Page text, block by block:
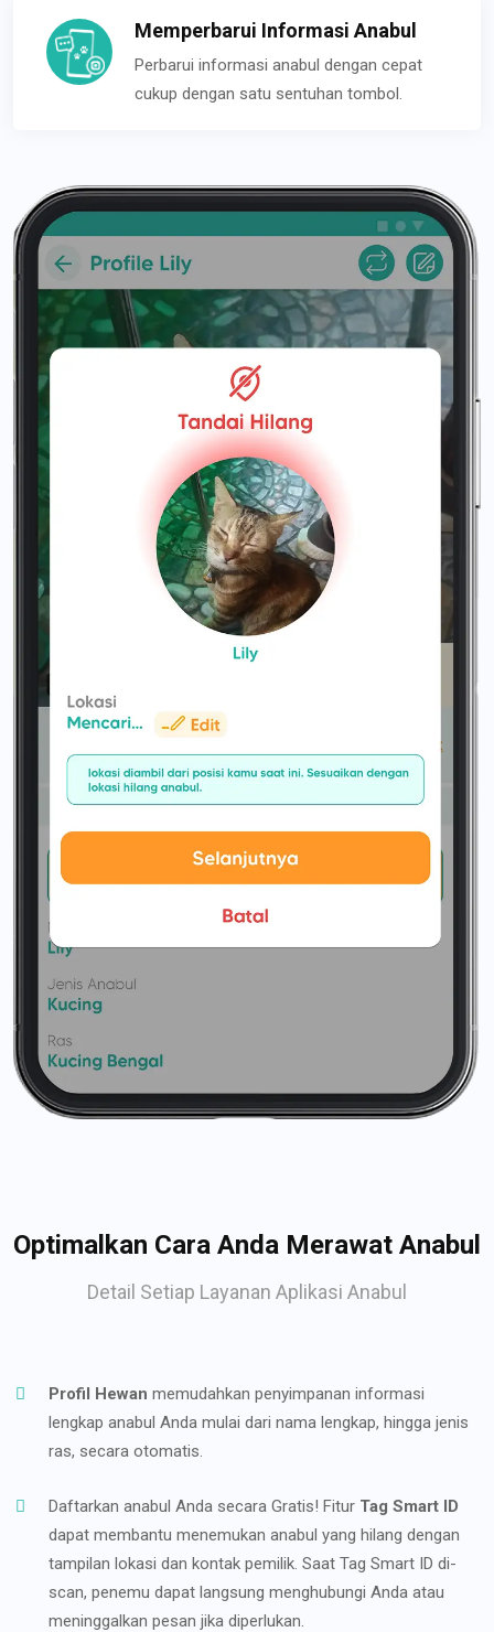
Memperbarui Informasi Anabul
Perbarui informasi anabul dengan cepat
cukup dengan satu sentuhan tombol.
Optimalkan Cara Anda Merawat Anabul
Detail Setiap Layanan Aplikasi Anabul
Profil Hewan memudahkan penyimpanan informasi
lengkap anabul Anda mulai dari nama lengkap, hingga jenis
ras, secara otomatis.
Daftarkan anabul Anda secara Gratis! Fitur Tag Smart ID
dapat membantu menemukan anabul yang hilang dengan
tampilan lokasi dan kontak pemilik. Saat Tag Smart ID di-
scan, penemu dapat langsung menghubungi Anda atau
meninggalkan pesan jika diperlukan.